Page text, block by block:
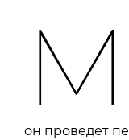
М
он проведет